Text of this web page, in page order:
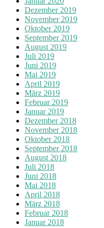
Dezember 2019
November 2019
Oktober 2019
September 2019
August 2019
Juli 2019
Juni 2019
Mai 2019
April 2019
März 2019
Februar 2019
Januar 2019
Dezember 2018
November 2018
Oktober 2018
September 2018
August 2018
Juli 2018
Juni 2018
Mai 2018
April 2018
März 2018
Februar 2018
Januar 2018